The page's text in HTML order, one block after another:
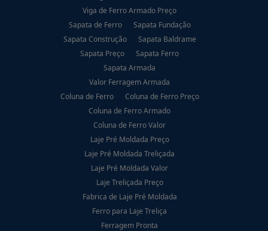
Viga de Ferro Armado Preço
Sapata de Ferro
Sapata Fundação
Sapata Construção
Sapata Baldrame
Sapata Preço
Sapata Ferro
Sapata Armada
Valor Ferragem Armada
Coluna de Ferro
Coluna de Ferro Preço
Coluna de Ferro Armado
Coluna de Ferro Valor
Laje Pré Moldada Preço
Laje Pré Moldada Treliçada
Laje Pré Moldada Valor
Laje Treliçada Preço
Fabrica de Laje Pré Moldada
Ferro para Laje Treliça
Ferragem Pronta